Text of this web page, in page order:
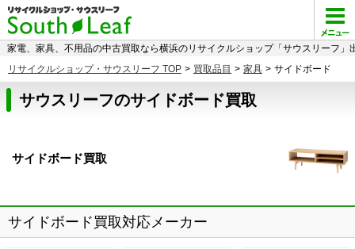
家電、家具、不用品の中古買取なら横浜のリサイクルショップ「サウスリーフ」
リサイクルショップ・サウスリーフ TOP > 買取品目 > 家具 > サイドボード
サウスリーフのサイドボード買取
サイドボード買取
サイドボード買取対応メーカー